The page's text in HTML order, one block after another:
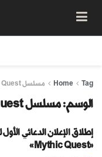
Home Tag مسلسل Mythic Quest
الوسم:مسلسل Mythic Quest
إطلاق الإعلان الدعائي
«Mythic Quest»